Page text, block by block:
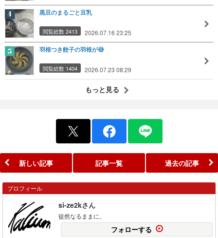
黒豆のまるごと豆乳
閲覧総数 2413 2026.07.16 23:25
羽根つき餃子の羽根が😅
閲覧総数 1404 2026.07.23 08:29
もっと見る
新しい記事 記事一覧 過去の記事
プロフィール
si-ze2kさん
徒然なるままに。
フォローする